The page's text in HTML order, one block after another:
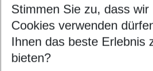
Customize your offer
Find the perfect deal which suits your
Your departure airport
Any airport
Stimmen Sie zu, dass wir
Cookies verwenden
Ihnen das beste Erlebnis
bieten?